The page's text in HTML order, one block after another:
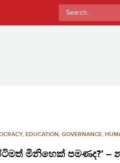
Search
for:
, EDUCATION, GOVERNANCE,
මිනිහෙක් පමණද?’ –